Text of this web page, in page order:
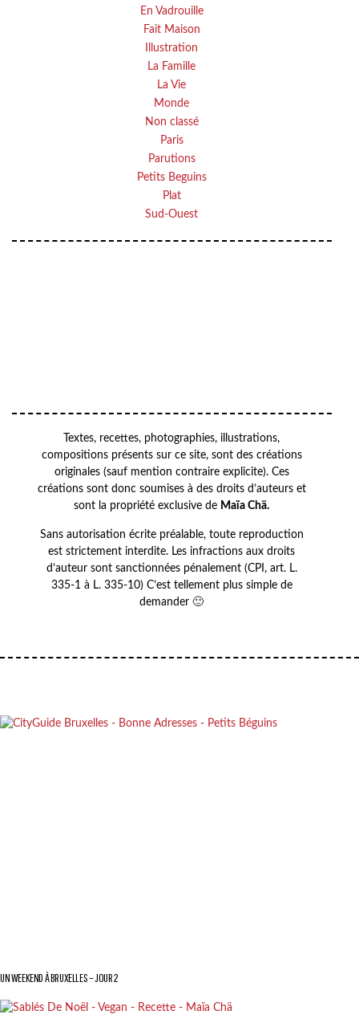
En Vadrouille
Fait Maison
Illustration
La Famille
La Vie
Monde
Non classé
Paris
Parutions
Petits Beguins
Plat
Sud-Ouest
Textes, recettes, photographies, illustrations,
compositions présents sur ce site, sont des créations
originales (sauf mention contraire explicite). Ces
créations sont donc soumises à des droits d’auteurs et
sont la propriété exclusive de Maïa Chä.
Sans autorisation écrite préalable, toute reproduction
est strictement interdite. Les infractions aux droits
d’auteur sont sanctionnées pénalement (CPI, art. L.
335-1 à L. 335-10) C’est tellement plus simple de
demander 🙂
UN WEEKEND À BRUXELLES – JOUR 2